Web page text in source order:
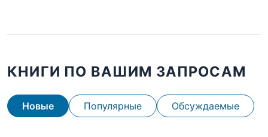
КНИГИ ПО ВАШИМ ЗАПРОСАМ
Новые Популярные Обсуждаемые